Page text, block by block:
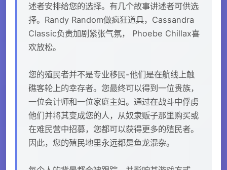
述者安排给您的选择。有几个故事讲述者可供选
择。Randy Random做疯狂道具，Cassandra
Classic负责加剧紧张气氛， Phoebe Chillax喜
欢放松。
您的殖民者并不是专业移民-他们是在航线上触
礁客轮上的幸存者。您最终可以得到一位贵族，
一位会计师和一位家庭主妇。通过在战斗中俘虏
他们并将其变成您的人，从奴隶贩子那里购买或
在难民营中招募，您都可以获得更多的殖民者。
因此，您的殖民地里永远都是鱼龙混杂。